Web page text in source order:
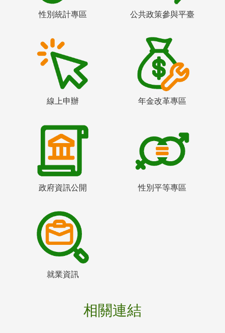
性別統計專區 公共政策參與平臺
線上申辦 年金改革專區
政府資訊公開 性別平等專區
就業資訊
相關連結